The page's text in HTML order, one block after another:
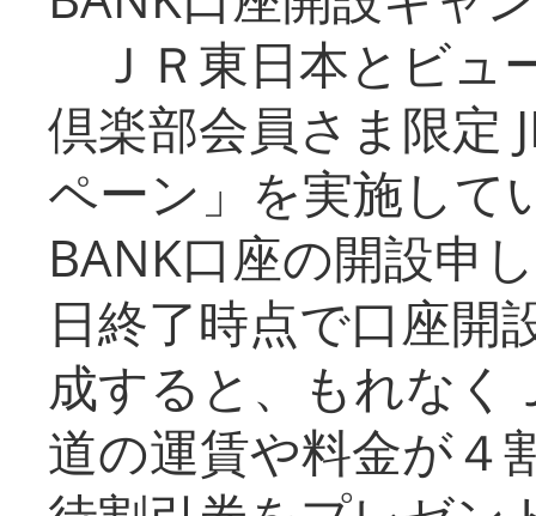
ＪＲ東日本とビュ
倶楽部会員さま限定
ペーン」を実施して
BANK口座の開設申
日終了時点で口座開
成すると、もれなく
道の運賃や料金が４